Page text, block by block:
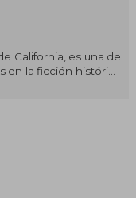
California, es una de
en la ficción histórica
por su capacidad
más de 25